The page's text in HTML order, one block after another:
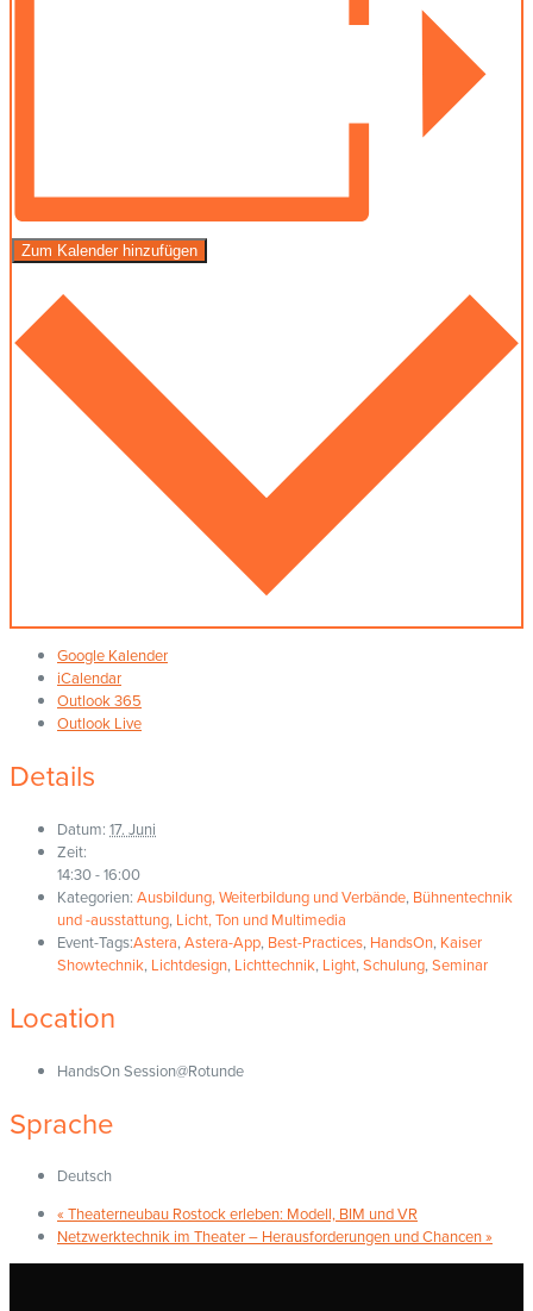
Zum Kalender hinzufügen
Google Kalender
iCalendar
Outlook 365
Outlook Live
Details
Datum: 17. Juni
Zeit:
14:30 - 16:00
Kategorien: Ausbildung, Weiterbildung und Verbände, Bühnentechnik
und -ausstattung, Licht, Ton und Multimedia
Event-Tags:Astera,Astera-App, Best-Practices, HandsOn, Kaiser
Showtechnik, Lichtdesign, Lichttechnik, Light,Schulung,Seminar
Location
HandsOn Session@Rotunde
Sprache
Deutsch
« Theaterneubau Rostock erleben: Modell, BIM und VR
Netzwerktechnik im Theater – Herausforderungen und Chancen»